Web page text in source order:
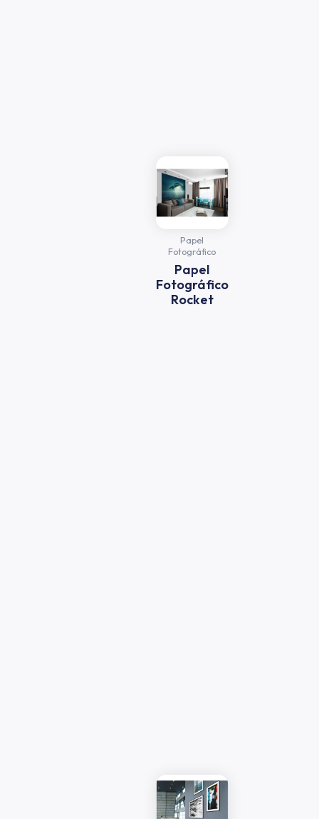
Papel
Fotográfico
Papel
Fotográfico
Rocket